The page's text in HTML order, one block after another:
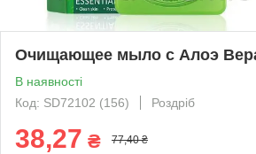
Очищающее мыло с Алоэ Вера
В наявності
Код: SD72102 (156)
Роздріб
38,27 ₴ 77,40 ₴